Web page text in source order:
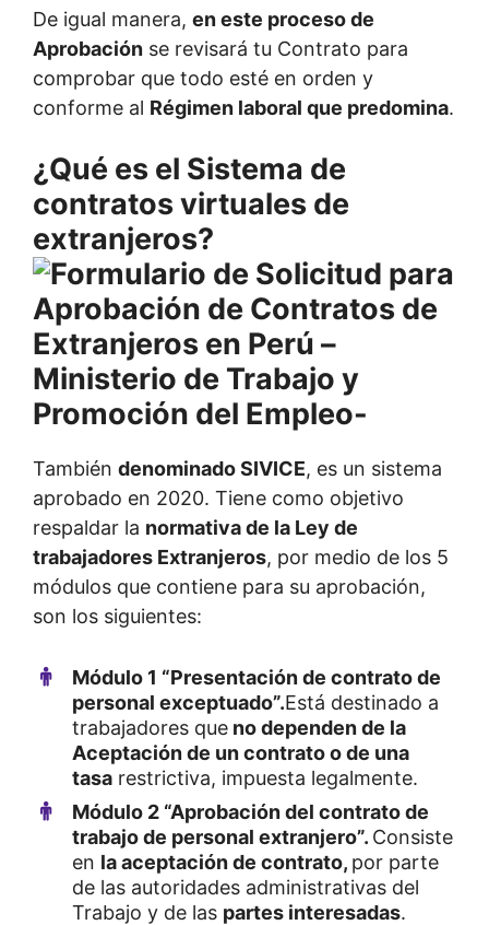
De igual manera, en este proceso de
Aprobación se revisará tu Contrato para
comprobar que todo esté en orden y
conforme al Régimen laboral que predomina.
¿Qué es el Sistema de
contratos virtuales de
extranjeros?
También denominado SIVICE, es un sistema
aprobado en 2020. Tiene como objetivo
respaldar la normativa de la Ley de
trabajadores Extranjeros, por medio de los 5
módulos que contiene para su aprobación,
son los siguientes:
Módulo 1 “Presentación de contrato de
personal exceptuado”.Está destinado a
trabajadores que no dependen de la
Aceptación de un contrato o de una
tasa restrictiva, impuesta legalmente.
Módulo 2 “Aprobación del contrato de
trabajo de personal extranjero”. Consiste
en la aceptación de contrato, por parte
de las autoridades administrativas del
Trabajo y de las partes interesadas.